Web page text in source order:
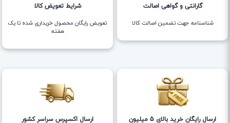
گارانتی و گواهی اصالت
شناسنامه جهت تضمین اصالت کالا
شرایط تعویض کالا
تعویض رایگان محصول خریداری شده تا یک
هفته
ارسال رایگان خرید بالای 5 میلیون ارسال اکسپرس سراسر کشور